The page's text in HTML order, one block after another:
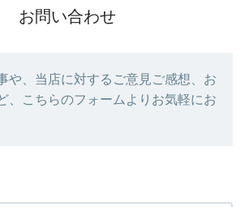
お問い合わせ
や、当店に対するご意見ご感想、お
、こちらのフォームよりお気軽にお